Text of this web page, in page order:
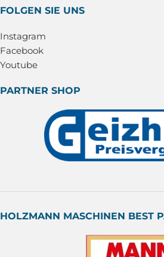
FOLGEN SIE UNS
Instagram
Facebook
Youtube
PARTNER SHOP
HOLZMANN MASCHINEN BEST